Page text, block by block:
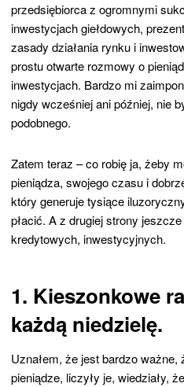
przedsiębiorca z ogromnymi
inwestycjach giełdowych,
zasady działania rynku i
prostu otwarte rozmowy o
inwestycjach. Bardzo mi
nigdy wcześniej ani później, nie
podobnego.
Zatem teraz – co robię ja, żeby
pieniądza, swojego czasu i
który generuje tysiące
płacić. A z drugiej strony
kredytowych, inwestycyjnych.
1. Kieszonkowe
każdą niedzielę.
Uznałem, że jest bardzo ważne,
pieniądze, liczyły je, wiedziały,